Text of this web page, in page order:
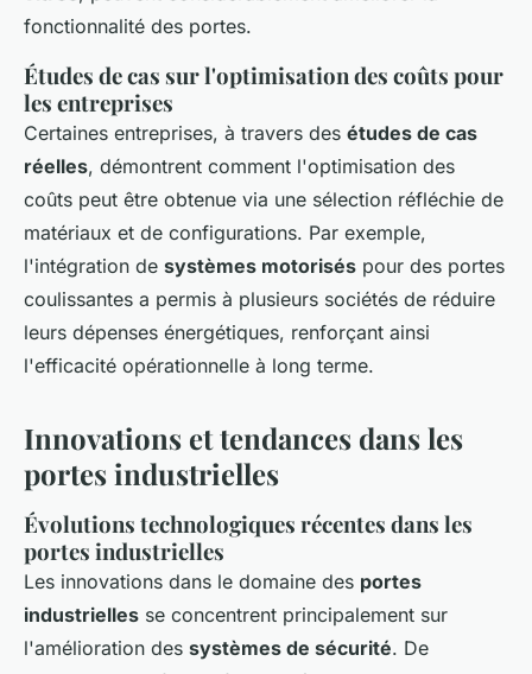
fonctionnalité des portes.
Études de cas sur l'optimisation des coûts pour
les entreprises
Certaines entreprises, à travers des études de cas
réelles, démontrent comment l'optimisation des
coûts peut être obtenue via une sélection réfléchie de
matériaux et de configurations. Par exemple,
l'intégration de systèmes motorisés pour des portes
coulissantes a permis à plusieurs sociétés de réduire
leurs dépenses énergétiques, renforçant ainsi
l'efficacité opérationnelle à long terme.
Innovations et tendances dans les
portes industrielles
Évolutions technologiques récentes dans les
portes industrielles
Les innovations dans le domaine des portes
industrielles se concentrent principalement sur
l'amélioration des systèmes de sécurité. De